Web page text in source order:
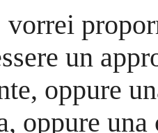
un
oppure
oppure